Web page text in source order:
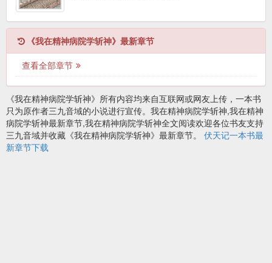
《我在精神病院学斩神》最新章节
查看全部章节
《我在精神病院学斩神》所有内容均来自互联网或网友上传，一本书
只为原作者三九音域的小说进行宣传。我在精神病院学斩神,我在精神
病院学斩神最新章节,我在精神病院学斩神全文阅读欢迎各位书友支持
三九音域并收藏《我在精神病院学斩神》最新章节。 伏天记一本书最
新章节下载